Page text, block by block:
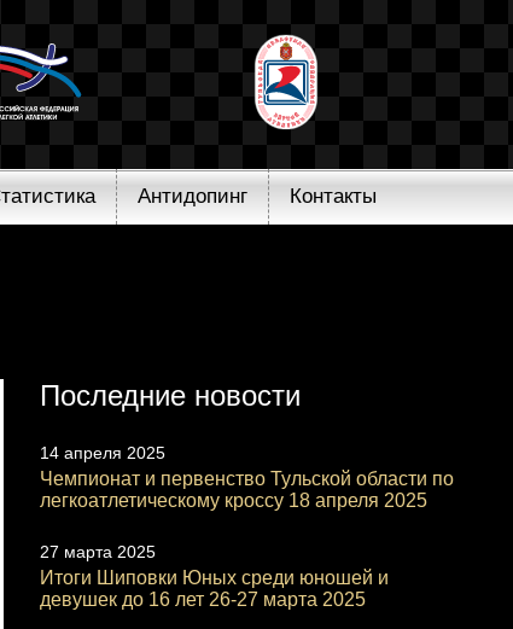
Антидопинг Контакты
Последние новости
14 апреля 2025
Чемпионат и первенство Тульской области по
легкоатлетическому кроссу 18 апреля 2025
27 марта 2025
Итоги Шиповки Юных среди юношей и
девушек до 16 лет 26-27 марта 2025